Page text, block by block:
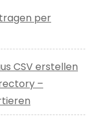
per
CSV erstellen
–